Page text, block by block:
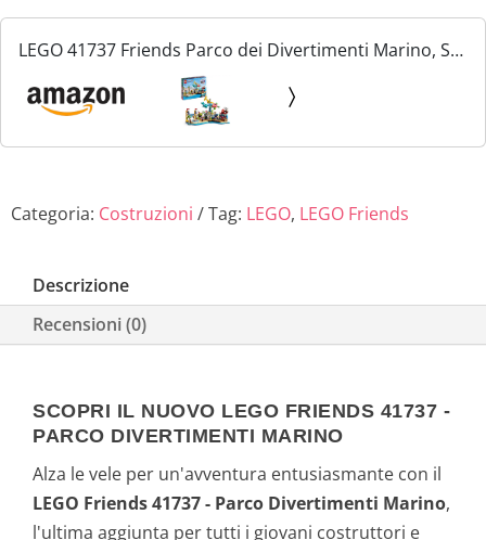
LEGO 41737 Friends Parco dei Divertimenti Marino, Set
Luna Park con Elementi Technic, Giochi per Bambini
dai 12 anni con Giostra con Delfino, Tartaruga e...
Categoria: Costruzioni Tag: LEGO, LEGO Friends
Descrizione
Recensioni (0)
SCOPRI IL NUOVO LEGO FRIENDS 41737 -
PARCO DIVERTIMENTI MARINO
Alza le vele per un'avventura entusiasmante con il
LEGO Friends 41737 - Parco Divertimenti Marino,
l'ultima aggiunta per tutti i giovani costruttori e